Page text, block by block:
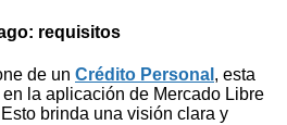
requisitos
de un Crédito Personal , esta
la aplicación de Mercado Libre
brinda una visión clara y